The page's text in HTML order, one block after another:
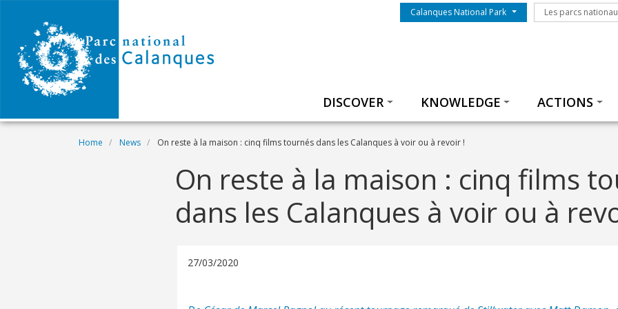
Menu du parc
Calanques National Park Les parcs
Les parcs
DISCOVER KNOWLEDGE ACTIONS
Breadcrumb
Home News On reste à la maison : cinq films tournés dans les Calanques à voir ou à revoir !
On reste à la maison : cinq films
dans les Calanques à voir ou à
27/03/2020